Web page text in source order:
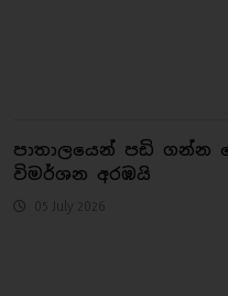
පාතාලයෙන් පඩි ගන්න
විමර්ශන අරඹයි
05 July 2026